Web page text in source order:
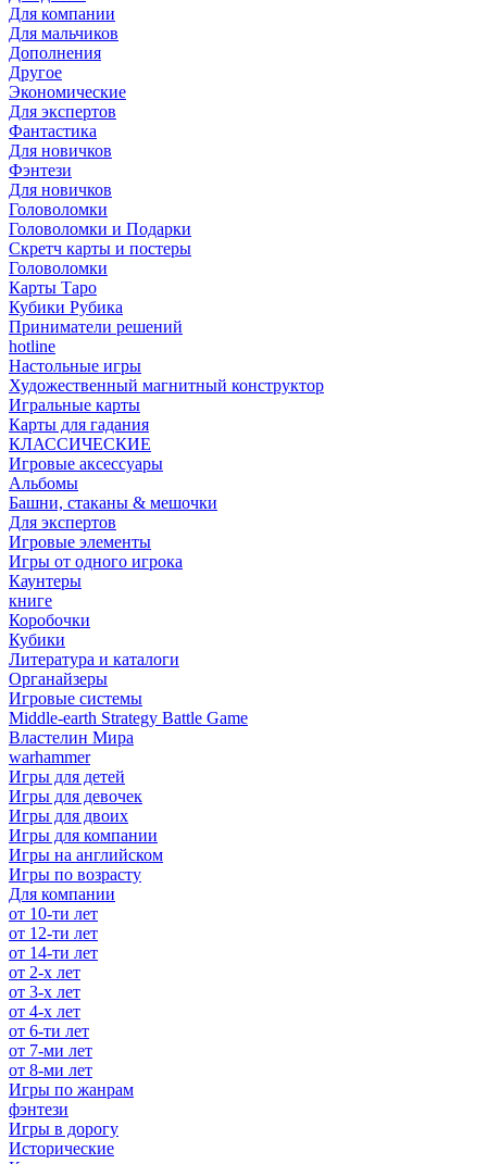
Для компании
Для мальчиков
Дополнения
Другое
Экономические
Для экспертов
Фантастика
Для новичков
Фэнтези
Для новичков
Головоломки
Головоломки и Подарки
Cкретч карты и постеры
Головоломки
Карты Таро
Кубики Рубика
Приниматели решений
hotline
Настольные игры
Художественный магнитный конструктор
Игральные карты
Карты для гадания
КЛАССИЧЕСКИЕ
Игровые аксессуары
Альбомы
Башни, стаканы & мешочки
Для экспертов
Игровые элементы
Игры от одного игрока
Каунтеры
книге
Коробочки
Кубики
Литература и каталоги
Органайзеры
Игровые системы
Middle-earth Strategy Battle Game
Властелин Мира
warhammer
Игры для детей
Игры для девочек
Игры для двоих
Игры для компании
Игры на английском
Игры по возрасту
Для компании
от 10-ти лет
от 12-ти лет
от 14-ти лет
от 2-х лет
от 3-х лет
от 4-х лет
от 6-ти лет
от 7-ми лет
от 8-ми лет
Игры по жанрам
фэнтези
Игры в дорогу
Исторические